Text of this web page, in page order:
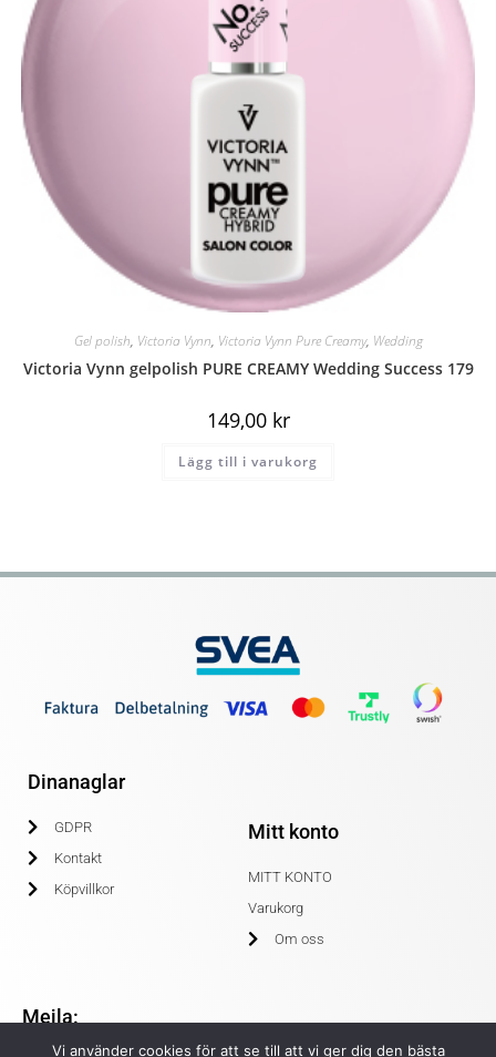
Gel polish, Victoria Vynn, Victoria Vynn Pure Creamy, Wedding
Victoria Vynn gelpolish PURE CREAMY Wedding Success 179
149,00 kr
Lägg till i varukorg
Dinanaglar
GDPR
Kontakt
Köpvillkor
Mitt konto
MITT KONTO
Varukorg
Om oss
Mejla:
Vi använder cookies för att se till att vi ger dig den bästa